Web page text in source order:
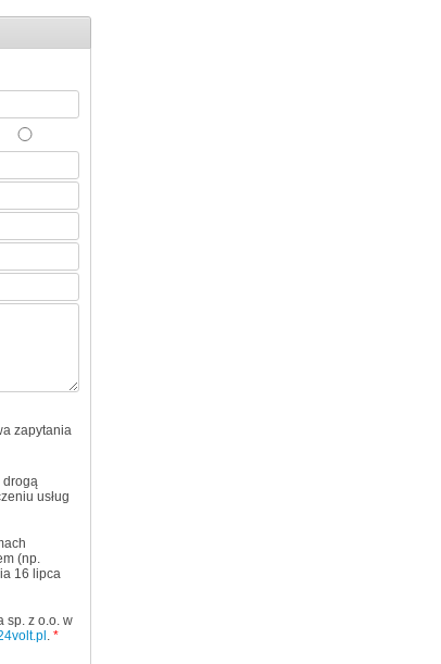
zapytania
drogą
usług
(np.
16 lipca
sp. z o.o. w
. *